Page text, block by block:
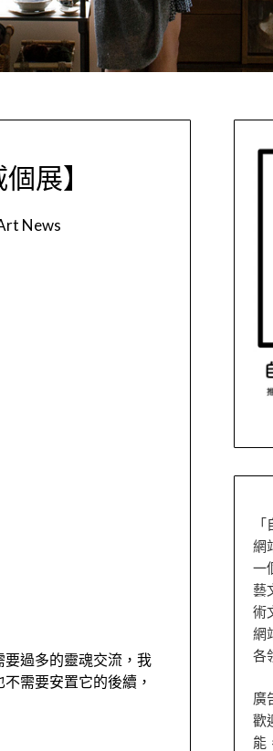
展】
News
過多的靈魂交流，我
需要安置它的後續，
網
一
藝
術
網
各
廣
歡
能